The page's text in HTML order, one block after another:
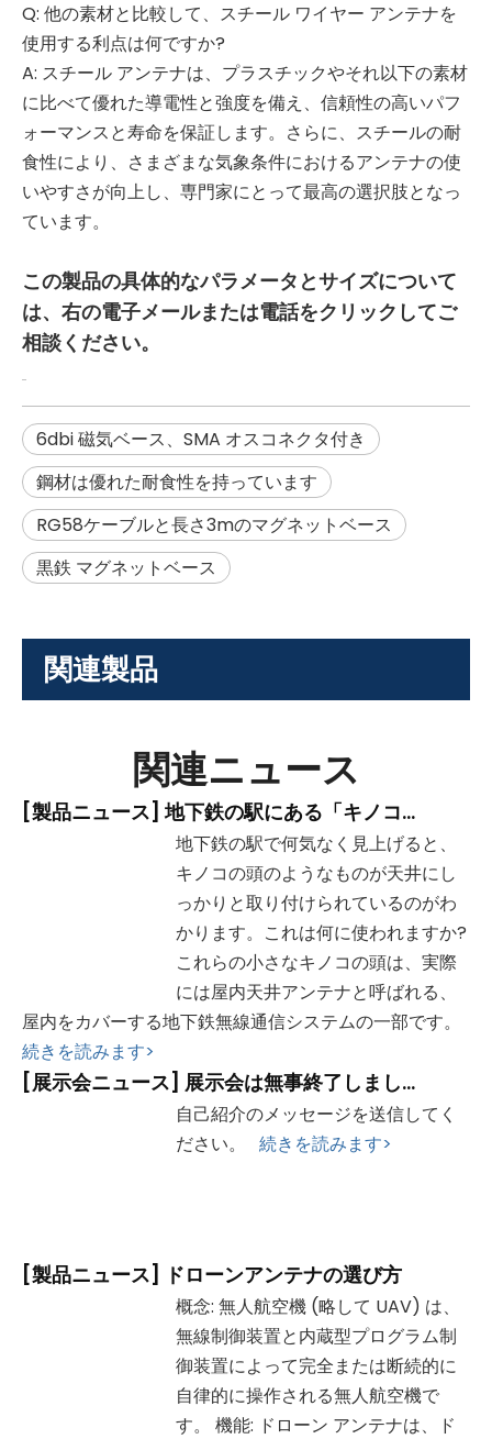
Q: 他の素材と比較して、スチール ワイヤー アンテナを
使用する利点は何ですか?
A: スチール アンテナは、プラスチックやそれ以下の素材
に比べて優れた導電性と強度を備え、信頼性の高いパフ
ォーマンスと寿命を保証します。さらに、スチールの耐
食性により、さまざまな気象条件におけるアンテナの使
いやすさが向上し、専門家にとって最高の選択肢となっ
ています。
この製品の具体的なパラメータとサイズについて
は、右の電子メールまたは電話をクリックしてご
相談ください。
6dbi 磁気ベース、SMA オスコネクタ付き
鋼材は優れた耐食性を持っています
RG58ケーブルと長さ3mのマグネットベース
黒鉄 マグネットベース
関連製品
関連ニュース
[製品ニュース] 地下鉄の駅にある「キノコの頭」の形をした装置は何ですか?
地下鉄の駅で何気なく見上げると、
キノコの頭のようなものが天井にし
っかりと取り付けられているのがわ
かります。これは何に使われますか?
これらの小さなキノコの頭は、実際
には屋内天井アンテナと呼ばれる、
屋内をカバーする地下鉄無線通信システムの一部です。
続きを読みます>
[展示会ニュース] 展示会は無事終了しました、たくさんのご来場ありがとうございました！
自己紹介のメッセージを送信してく
ださい。 続きを読みます>
[製品ニュース] ドローンアンテナの選び方
概念: 無人航空機 (略して UAV) は、
無線制御装置と内蔵型プログラム制
御装置によって完全または断続的に
自律的に操作される無人航空機で
す。 機能: ドローン アンテナは、ド